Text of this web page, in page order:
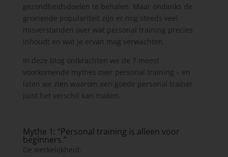
gezondheidsdoelen te behalen. Maar ondanks de
groeiende populariteit zijn er nog steeds veel
misverstanden over wat personal training precies
inhoudt en wat je ervan mag verwachten.
In deze blog ontkrachten we de 7 meest
voorkomende mythes over personal training – en
laten we zien waarom een goede personal trainer
juist het verschil kan maken.
Mythe 1: “Personal training is alleen voor
beginners.”
De werkelijkheid: